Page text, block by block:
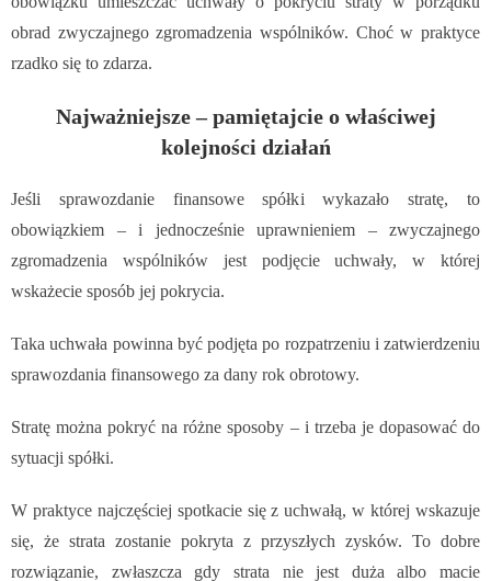
obrad zwyczajnego zgromadzenia wspólników. Choć w praktyce
rzadko się to zdarza.
Najważniejsze – pamiętajcie o właściwej
kolejności działań
Jeśli sprawozdanie finansowe spółki wykazało stratę, to
obowiązkiem – i jednocześnie uprawnieniem – zwyczajnego
zgromadzenia wspólników jest podjęcie uchwały, w której
wskażecie sposób jej pokrycia.
Taka uchwała powinna być podjęta po rozpatrzeniu i zatwierdzeniu
sprawozdania finansowego za dany rok obrotowy.
Stratę można pokryć na różne sposoby – i trzeba je dopasować do
sytuacji spółki.
W praktyce najczęściej spotkacie się z uchwałą, w której wskazuje
się, że strata zostanie pokryta z przyszłych zysków. To dobre
rozwiązanie, zwłaszcza gdy strata nie jest duża albo macie